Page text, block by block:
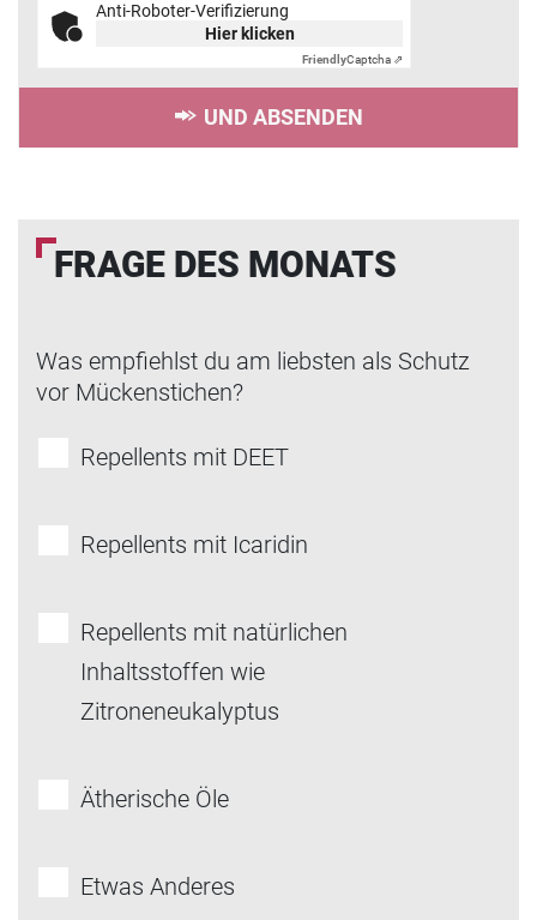
Anti-Roboter-Verifizierung
Hier klicken
FriendlyCaptcha ⇗
UND ABSENDEN
FRAGE DES MONATS
Was empfiehlst du am liebsten als Schutz
vor Mückenstichen?
Repellents mit DEET
Repellents mit Icaridin
Repellents mit natürlichen
Inhaltsstoffen wie
Zitroneneukalyptus
Ätherische Öle
Etwas Anderes